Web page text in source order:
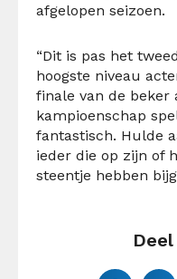
afgelopen seizoen.
“Dit is pas het
hoogste niveau
finale van de beker
kampioenschap
fantastisch. Hulde
ieder die op zijn of
steentje hebben